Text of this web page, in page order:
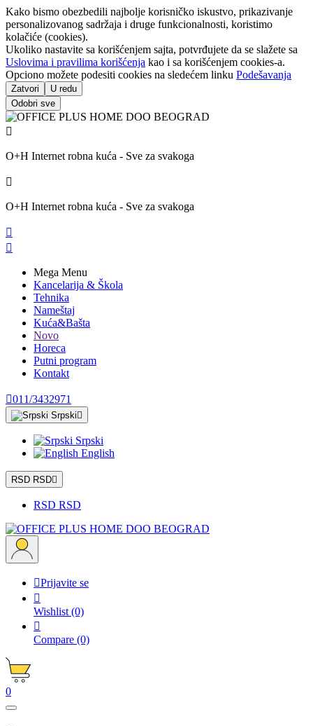
Kako bismo obezbedili najbolje korisničko iskustvo, prikazivanje
personalizovanog sadržaja i druge funkcionalnosti, koristimo
kolačiće (cookies).
Ukoliko nastavite sa korišćenjem sajta, potvrđujete da se slažete sa
Uslovima i pravilima korišćenja kao i sa korišćenjem cookies-a.
Opciono možete podesiti cookies na sledećem linku Podešavanja
Zatvori
U redu
Odobri sve

O+H Internet robna kuća - Sve za svakoga

O+H Internet robna kuća - Sve za svakoga


Mega Menu
Kancelarija & Škola
Tehnika
Nameštaj
Kuća&Bašta
Novo
Horeca
Putni program
Kontakt
011/3432971
Srpski 
Srpski
English
RSD RSD
RSD RSD
Prijavite se

Wishlist (0)

Compare (0)
0